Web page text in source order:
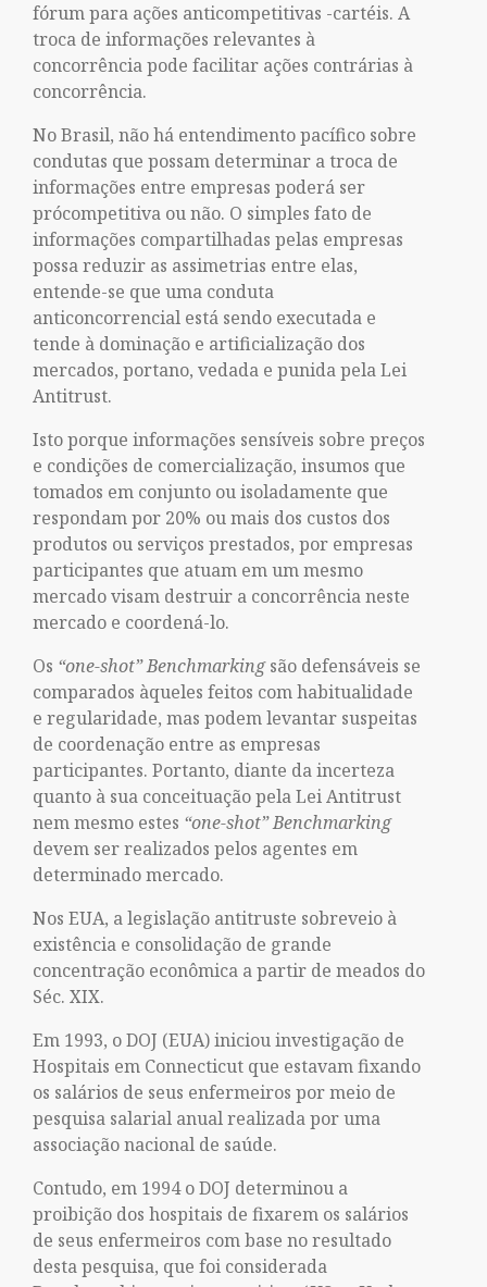
fórum para ações anticompetitivas -cartéis. A
troca de informações relevantes à
concorrência pode facilitar ações contrárias à
concorrência.
No Brasil, não há entendimento pacífico sobre
condutas que possam determinar a troca de
informações entre empresas poderá ser
prócompetitiva ou não. O simples fato de
informações compartilhadas pelas empresas
possa reduzir as assimetrias entre elas,
entende-se que uma conduta
anticoncorrencial está sendo executada e
tende à dominação e artificialização dos
mercados, portano, vedada e punida pela Lei
Antitrust.
Isto porque informações sensíveis sobre preços
e condições de comercialização, insumos que
tomados em conjunto ou isoladamente que
respondam por 20% ou mais dos custos dos
produtos ou serviços prestados, por empresas
participantes que atuam em um mesmo
mercado visam destruir a concorrência neste
mercado e coordená-lo.
Os “one-shot”Benchmarkingsão defensáveis se
comparados àqueles feitos com habitualidade
e regularidade, mas podem levantar suspeitas
de coordenação entre as empresas
participantes. Portanto, diante da incerteza
quanto à sua conceituação pela Lei Antitrust
nem mesmo estes “one-shot”Benchmarking
devem ser realizados pelos agentes em
determinado mercado.
Nos EUA, a legislação antitruste sobreveio à
existência e consolidação de grande
concentração econômica a partir de meados do
Séc. XIX.
Em 1993, o DOJ (EUA) iniciou investigação de
Hospitais em Connecticut que estavam fixando
os salários de seus enfermeiros por meio de
pesquisa salarial anual realizada por uma
associação nacional de saúde.
Contudo, em 1994 o DOJ determinou a
proibição dos hospitais de fixarem os salários
de seus enfermeiros com base no resultado
desta pesquisa, que foi considerada